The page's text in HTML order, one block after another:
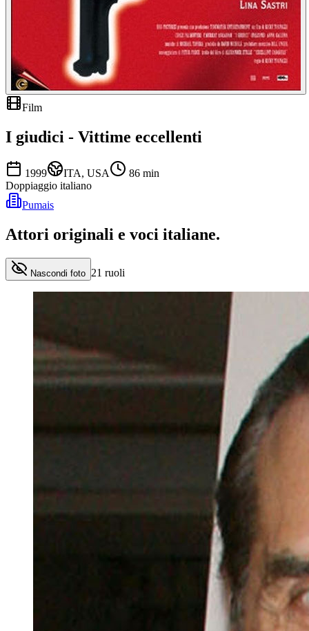
Film
I giudici - Vittime eccellenti
1999 ITA, USA 86 min
Doppiaggio italiano
Pumais
Attori originali e voci italiane.
Nascondi foto 21 ruoli